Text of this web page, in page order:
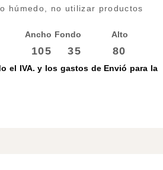
húmedo, no utilizar productos
Ancho Fondo Alto
105 35 80
el IVA. y los gastos de Envió para la